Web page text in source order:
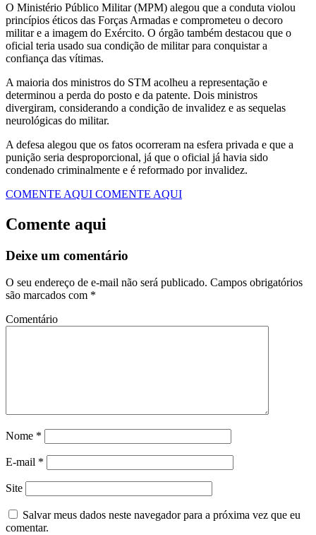
O Ministério Público Militar (MPM) alegou que a conduta violou
princípios éticos das Forças Armadas e comprometeu o decoro
militar e a imagem do Exército. O órgão também destacou que o
oficial teria usado sua condição de militar para conquistar a
confiança das vítimas.
A maioria dos ministros do STM acolheu a representação e
determinou a perda do posto e da patente. Dois ministros
divergiram, considerando a condição de invalidez e as sequelas
neurológicas do militar.
A defesa alegou que os fatos ocorreram na esfera privada e que a
punição seria desproporcional, já que o oficial já havia sido
condenado criminalmente e é reformado por invalidez.
COMENTE AQUI COMENTE AQUI
Comente aqui
Deixe um comentário
O seu endereço de e-mail não será publicado. Campos obrigatórios
são marcados com *
Comentário
Nome *
E-mail *
Site
Salvar meus dados neste navegador para a próxima vez que eu
comentar.